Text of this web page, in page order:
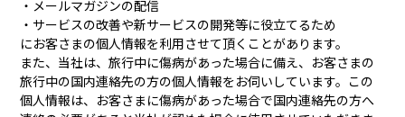
・メールマガジンの配信
・サービスの改善や新サービスの開発等に役立てるため
にお客さまの個人情報を利用させて頂くことがあります。
また、当社は、旅行中に傷病があった場合に備え、お客さまの
旅行中の国内連絡先の方の個人情報をお伺いしています。この
個人情報は、お客さまに傷病があった場合で国内連絡先の方へ